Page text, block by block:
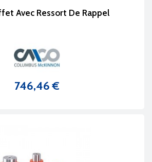
Avec Ressort De Rappel
Prix
746,46 €